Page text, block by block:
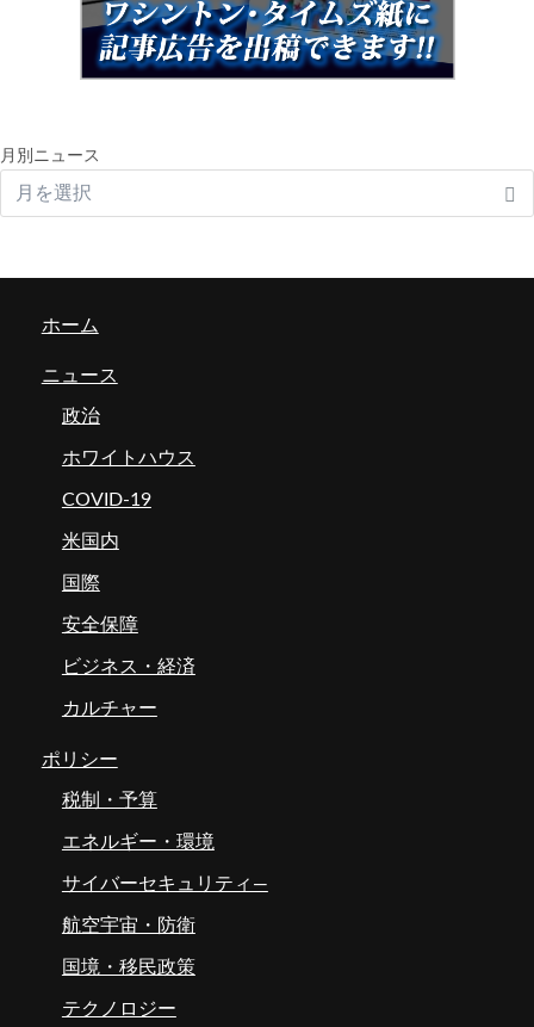
月別ニュース
ホーム
ニュース
政治
ホワイトハウス
COVID-19
米国内
国際
安全保障
ビジネス・経済
カルチャー
ポリシー
税制・予算
エネルギー・環境
サイバーセキュリティ―
航空宇宙・防衛
国境・移民政策
テクノロジー